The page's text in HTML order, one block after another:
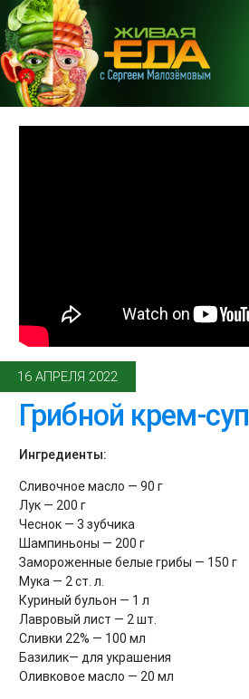
16 АПРЕЛЯ 2022
Грибной крем-суп
Ингредиенты:
Сливочное масло — 90 г
Лук — 200 г
Чеснок — 3 зубчика
Шампиньоны — 200 г
Замороженные белые грибы — 150 г
Мука — 2 ст. л.
Куриный бульон — 1 л
Лавровый лист — 2 шт.
Сливки 22% — 100 мл
Базилик— для украшения
Оливковое масло — 20 мл